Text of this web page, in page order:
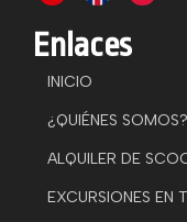
Enlaces
INICIO
¿QUIÉNES SOMOS?
ALQUILER DE
EXCURSIONES EN